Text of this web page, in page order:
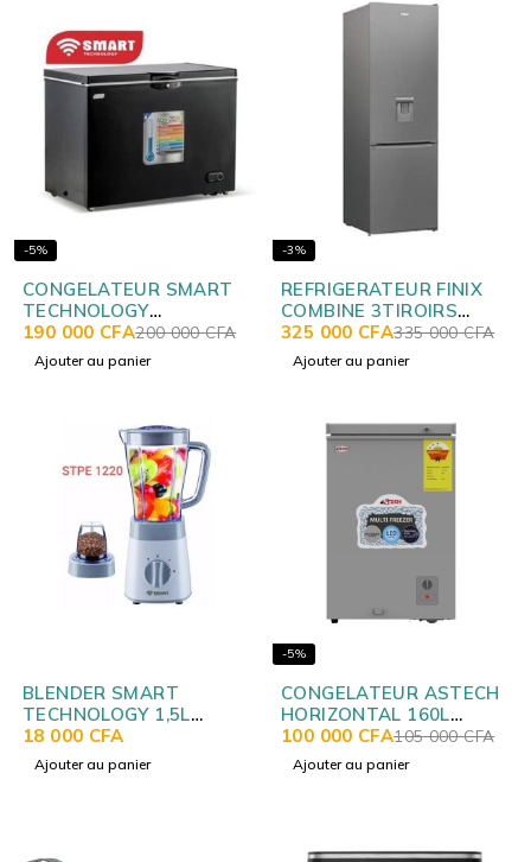
-5%
CONGELATEUR SMART
TECHNOLOGY
HORIZONTAL 280LITRES
NOIR STCC327B
200 000CFA
190 000 CFA
Ajouter au panier
-3%
REFRIGERATEUR FINIX
COMBINE 3TIROIRS
468LITRES + DIST D'EAU
GRIS GT/SN 383W
335 000CFA
325 000 CFA
Ajouter au panier
BLENDER SMART
TECHNOLOGY 1,5L
STPE1220
18 000 CFA
Ajouter au panier
-5%
CONGELATEUR ASTECH
HORIZONTAL 160L
SILVER CH160IG105 000CFA
100 000 CFA
Ajouter au panier